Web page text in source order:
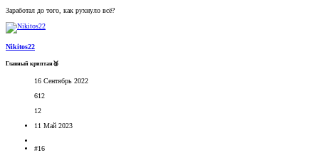
Заработал до того, как рухнуло всё?
Nikitos22
Главный криптан🥉
16 Сентябрь 2022
612
12
11 Май 2023
#16